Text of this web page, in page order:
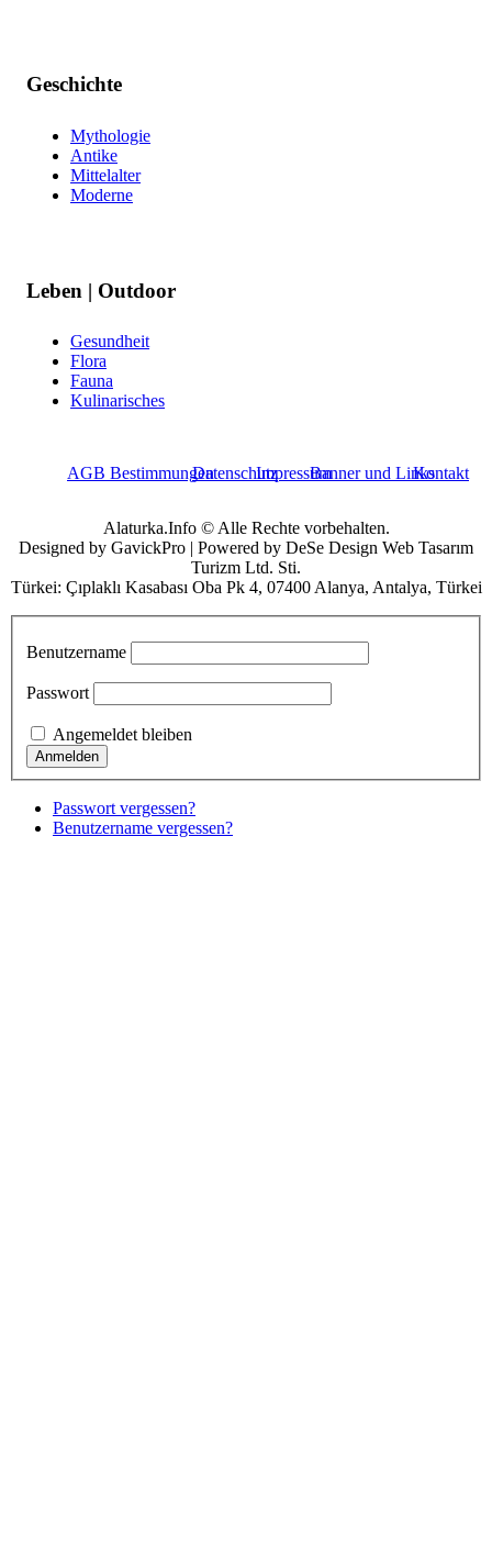
Geschichte
Mythologie
Antike
Mittelalter
Moderne
Leben | Outdoor
Gesundheit
Flora
Fauna
Kulinarisches
AGB BestimmungenDatenschutzImpressumBanner und LinksKontakt
Alaturka.Info © Alle Rechte vorbehalten.
Designed by GavickPro | Powered by DeSe Design Web Tasarım
Turizm Ltd. Sti.
Türkei: Çıplaklı Kasabası Oba Pk 4, 07400 Alanya, Antalya, Türkei
Benutzername
Passwort
Angemeldet bleiben
Passwort vergessen?
Benutzername vergessen?